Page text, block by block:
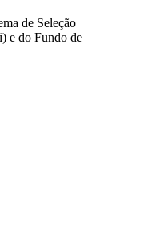
de Seleção
e do Fundo de